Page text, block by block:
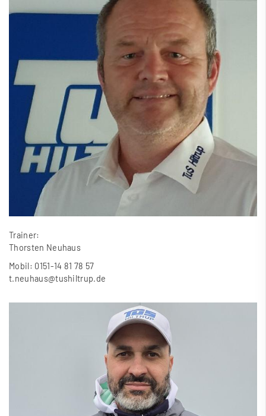
Trainer:
Thorsten Neuhaus
Mobil: 0151-14 81 78 57
t.neuhaus@tushiltrup.de